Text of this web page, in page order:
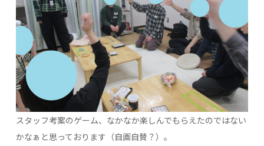
スタッフ考案のゲーム、なかなか楽しんでもらえたのではない
かなぁと思っております（自画自賛？）。